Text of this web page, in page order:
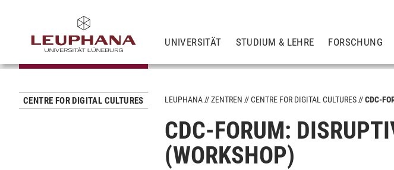
UNIVERSITÄT STUDIUM & LEHRE FORSCHUNG
CENTRE FOR DIGITAL CULTURES LEUPHANA ZENTREN CENTRE FOR DIGITAL CULTURES CDC-
CDC-FORUM:
(WORKSHOP)